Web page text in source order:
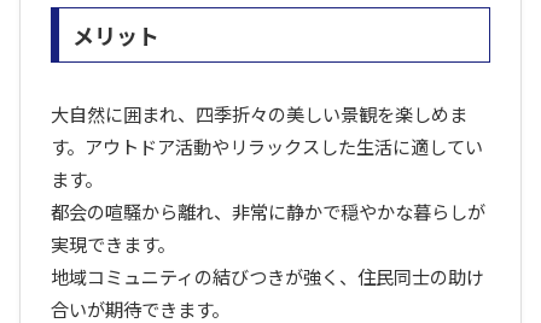
メリット
大自然に囲まれ、四季折々の美しい景観を楽しめま
す。アウトドア活動やリラックスした生活に適してい
ます。
都会の喧騒から離れ、非常に静かで穏やかな暮らしが
実現できます。
地域コミュニティの結びつきが強く、住民同士の助け
合いが期待できます。